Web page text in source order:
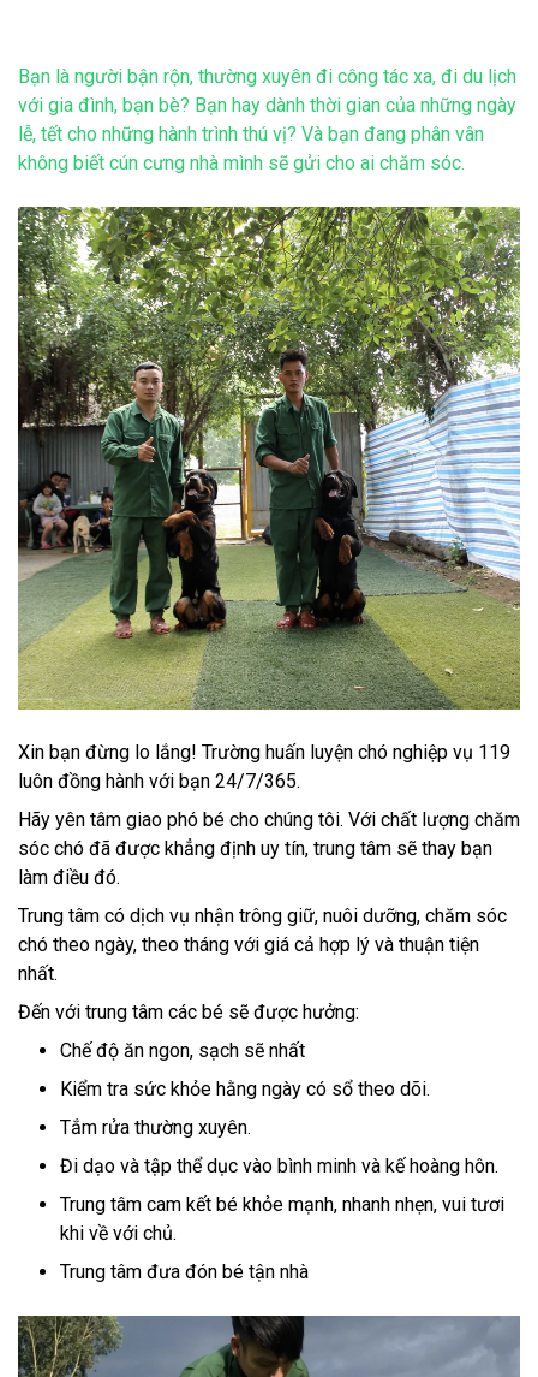
Bạn là người bận rộn, thường xuyên đi công tác xa, đi du lịch
với gia đình, bạn bè? Bạn hay dành thời gian của những ngày
lễ, tết cho những hành trình thú vị? Và bạn đang phân vân
không biết cún cưng nhà mình sẽ gửi cho ai chăm sóc.
Xin bạn đừng lo lắng! Trường huấn luyện chó nghiệp vụ 119
luôn đồng hành với bạn 24/7/365.
Hãy yên tâm giao phó bé cho chúng tôi. Với chất lượng chăm
sóc chó đã được khẳng định uy tín, trung tâm sẽ thay bạn
làm điều đó.
Trung tâm có dịch vụ nhận trông giữ, nuôi dưỡng, chăm sóc
chó theo ngày, theo tháng với giá cả hợp lý và thuận tiện
nhất.
Đến với trung tâm các bé sẽ được hưởng:
Chế độ ăn ngon, sạch sẽ nhất
Kiểm tra sức khỏe hằng ngày có sổ theo dõi.
Tắm rửa thường xuyên.
Đi dạo và tập thể dục vào bình minh và kế hoàng hôn.
Trung tâm cam kết bé khỏe mạnh, nhanh nhẹn, vui tươi
khi về với chủ.
Trung tâm đưa đón bé tận nhà